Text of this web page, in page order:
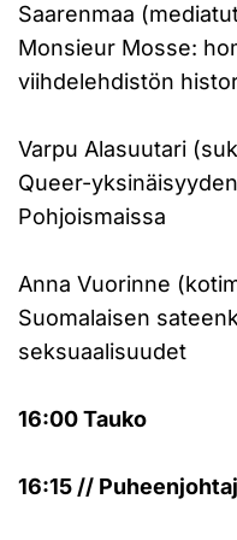
Saarenmaa
Monsieur Mosse:
viihdelehdistön
Varpu Alasuutari
Queer-
Pohjoismaissa
Anna Vuorinne
Suomalaisen
seksuaalisuudet
16:00 Tauko
16:15 //